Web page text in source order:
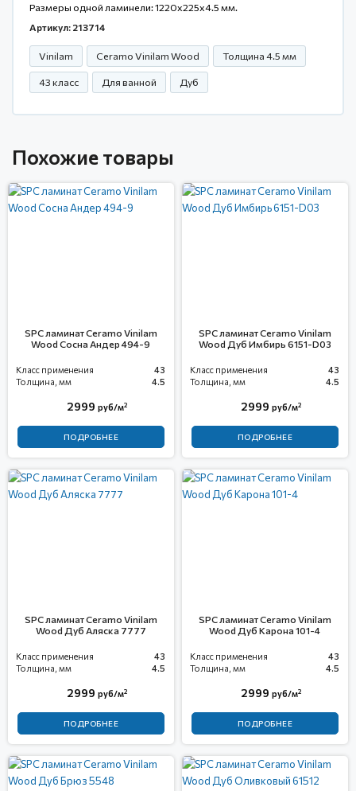
Размеры одной ламинели: 1220x225x4.5 мм.
Артикул: 213714
Vinilam Ceramo Vinilam Wood Толщина 4.5 мм
43 класс Для ванной Дуб
Похожие товары
SPC ламинат Ceramo Vinilam
Wood Сосна Андер 494-9
Класс применения
43
Толщина, мм
4.5
2999 руб/м2
ПОДРОБНЕЕ
SPC ламинат Ceramo Vinilam
Wood Дуб Имбирь 6151-D03
Класс применения
43
Толщина, мм
4.5
2999 руб/м2
ПОДРОБНЕЕ
SPC ламинат Ceramo Vinilam
Wood Дуб Аляска 7777
Класс применения
43
Толщина, мм
4.5
2999 руб/м2
ПОДРОБНЕЕ
SPC ламинат Ceramo Vinilam
Wood Дуб Карона 101-4
Класс применения
43
Толщина, мм
4.5
2999 руб/м2
ПОДРОБНЕЕ